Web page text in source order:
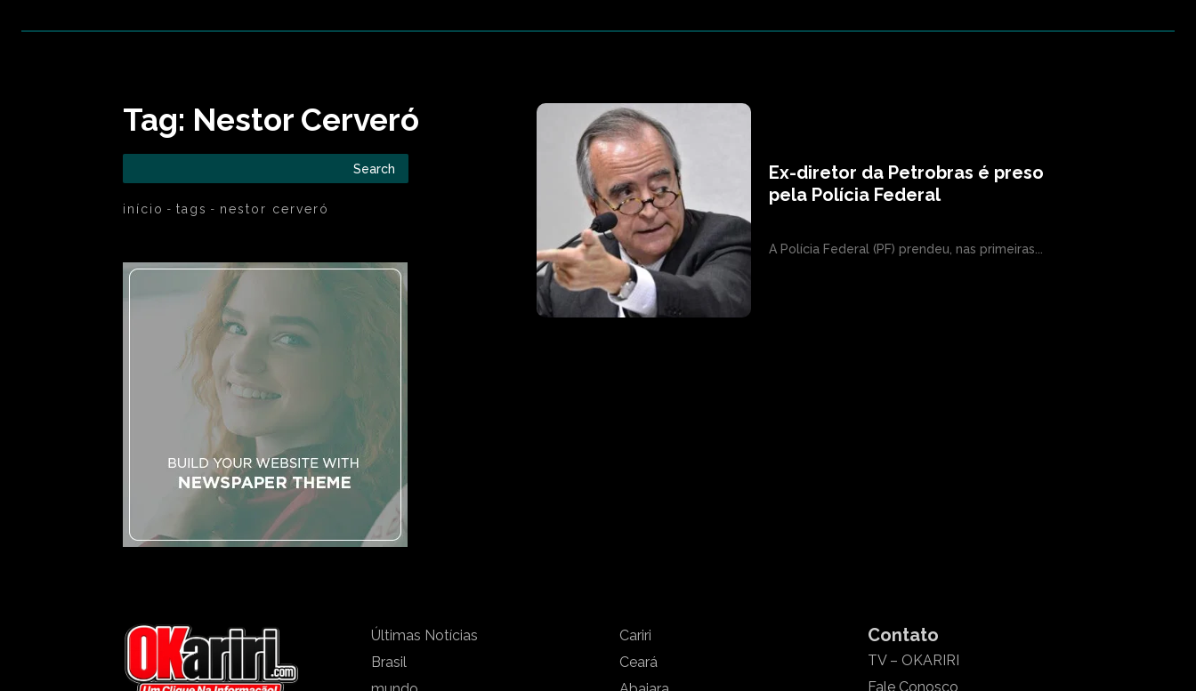
Tag: Nestor Cerveró
Search
início tags nestor cerveró
Ex-diretor da Petrobras é preso
pela Polícia Federal
A Polícia Federal (PF) prendeu, nas primeiras...
Últimas Notícias
Brasil
Cariri
Ceará
Contato
TV – OKARIRI
Fale Conosco